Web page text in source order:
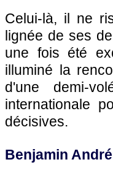
Celui-là, il ne
lignée de ses
une fois été
illuminé la
d'une demi-
internationale
décisives.
Benjamin